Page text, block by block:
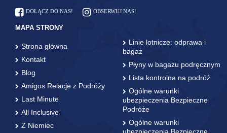
DOŁĄCZ DO NAS! OBSERWUJ NAS!
MAPA STRONY
Strona główna
Kontakt
Blog
Amigos Relacje z Podróży
Last Minute
All Inclusive
Z Niemiec
Linie lotnicze: odprawa i
bagaż
Płyny w bagażu podręcznym
Lista kontrolna na podróż
Ogólne warunki
ubezpieczenia Bezpieczne
Podróże
Ogólne warunki